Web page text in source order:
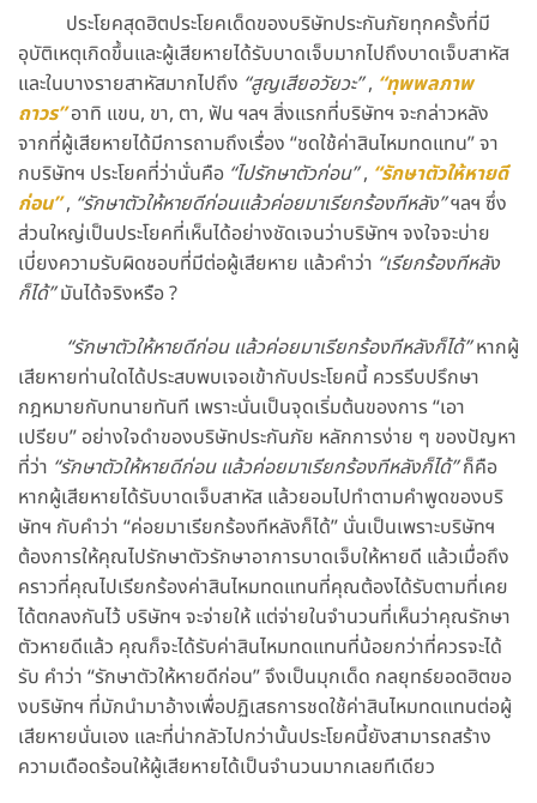
ประโยคสุดฮิตประโยคเด็ดของบริษัทประกันภัยทุกครั้งที่มี
อุบัติเหตุเกิดขึ้นและผู้เสียหายได้รับบาดเจ็บมากไปถึงบาดเจ็บสาหัส
และในบางรายสาหัสมากไปถึง “สูญเสียอวัยวะ”, “ทุพพลภาพ
ถาวร”อาทิ แขน, ขา, ตา, ฟัน ฯลฯ สิ่งแรกที่บริษัทฯ จะกล่าวหลัง
จากที่ผู้เสียหายได้มีการถามถึงเรื่อง “ชดใช้ค่าสินไหมทดแทน” จา
กบริษัทฯ ประโยคที่ว่านั่นคือ “ไปรักษาตัวก่อน”, “รักษาตัวให้หายดี
ก่อน” , “รักษาตัวให้หายดีก่อนแล้วค่อยมาเรียกร้องทีหลัง”ฯลฯ ซึ่ง
ส่วนใหญ่เป็นประโยคที่เห็นได้อย่างชัดเจนว่าบริษัทฯ จงใจจะบ่าย
เบี่ยงความรับผิดชอบที่มีต่อผู้เสียหาย แล้วคำว่า “เรียกร้องทีหลัง
ก็ได้”มันได้จริงหรือ ?
“รักษาตัวให้หายดีก่อน แล้วค่อยมาเรียกร้องทีหลังก็ได้”หากผู้
เสียหายท่านใดได้ประสบพบเจอเข้ากับประโยคนี้ ควรรีบปรึกษา
กฎหมายกับทนายทันที เพราะนั่นเป็นจุดเริ่มต้นของการ “เอา
เปรียบ” อย่างใจดำของบริษัทประกันภัย หลักการง่าย ๆ ของปัญหา
ที่ว่า “รักษาตัวให้หายดีก่อน แล้วค่อยมาเรียกร้องทีหลังก็ได้”ก็คือ
หากผู้เสียหายได้รับบาดเจ็บสาหัส แล้วยอมไปทำตามคำพูดของบริ
ษัทฯ กับคำว่า “ค่อยมาเรียกร้องทีหลังก็ได้” นั่นเป็นเพราะบริษัทฯ
ต้องการให้คุณไปรักษาตัวรักษาอาการบาดเจ็บให้หายดี แล้วเมื่อถึง
คราวที่คุณไปเรียกร้องค่าสินไหมทดแทนที่คุณต้องได้รับตามที่เคย
ได้ตกลงกันไว้ บริษัทฯ จะจ่ายให้ แต่จ่ายในจำนวนที่เห็นว่าคุณรักษา
ตัวหายดีแล้ว คุณก็จะได้รับค่าสินไหมทดแทนที่น้อยกว่าที่ควรจะได้
รับ คำว่า “รักษาตัวให้หายดีก่อน” จึงเป็นมุกเด็ด กลยุทธ์ยอดฮิตขอ
งบริษัทฯ ที่มักนำมาอ้างเพื่อปฏิเสธการชดใช้ค่าสินไหมทดแทนต่อผู้
เสียหายนั่นเอง และที่น่ากลัวไปกว่านั้นประโยคนี้ยังสามารถสร้าง
ความเดือดร้อนให้ผู้เสียหายได้เป็นจำนวนมากเลยทีเดียว